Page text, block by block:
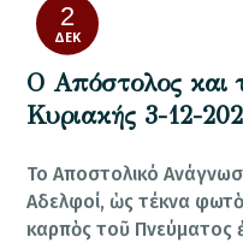
2
ΔΕΚ
Ο Απόστολος και
Κυριακής 3-12-
Το Αποστολικό
Αδελφοί, ὡς τέκνα
καρπὸς τοῦ Πνεύματος